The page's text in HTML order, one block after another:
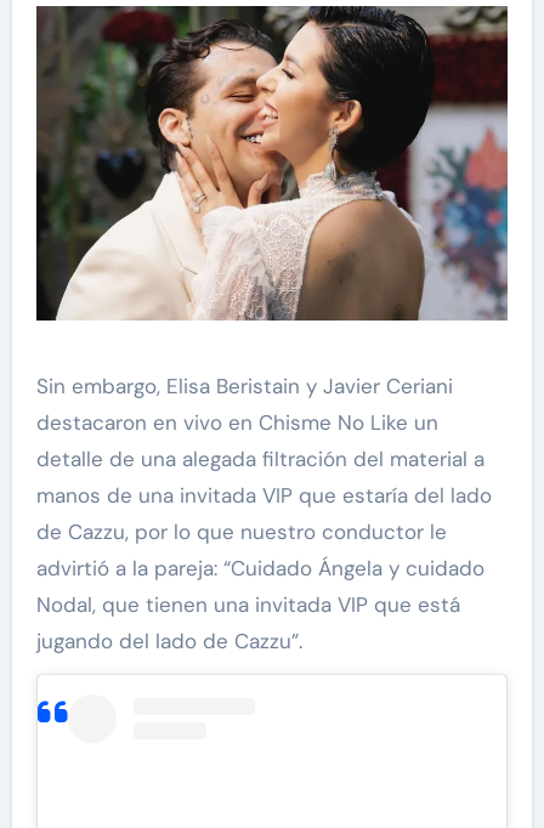
Sin embargo, Elisa Beristain y Javier Ceriani
destacaron en vivo en Chisme No Like un
detalle de una alegada filtración del material a
manos de una invitada VIP que estaría del lado
de Cazzu, por lo que nuestro conductor le
advirtió a la pareja: “Cuidado Ángela y cuidado
Nodal, que tienen una invitada VIP que está
jugando del lado de Cazzu”.